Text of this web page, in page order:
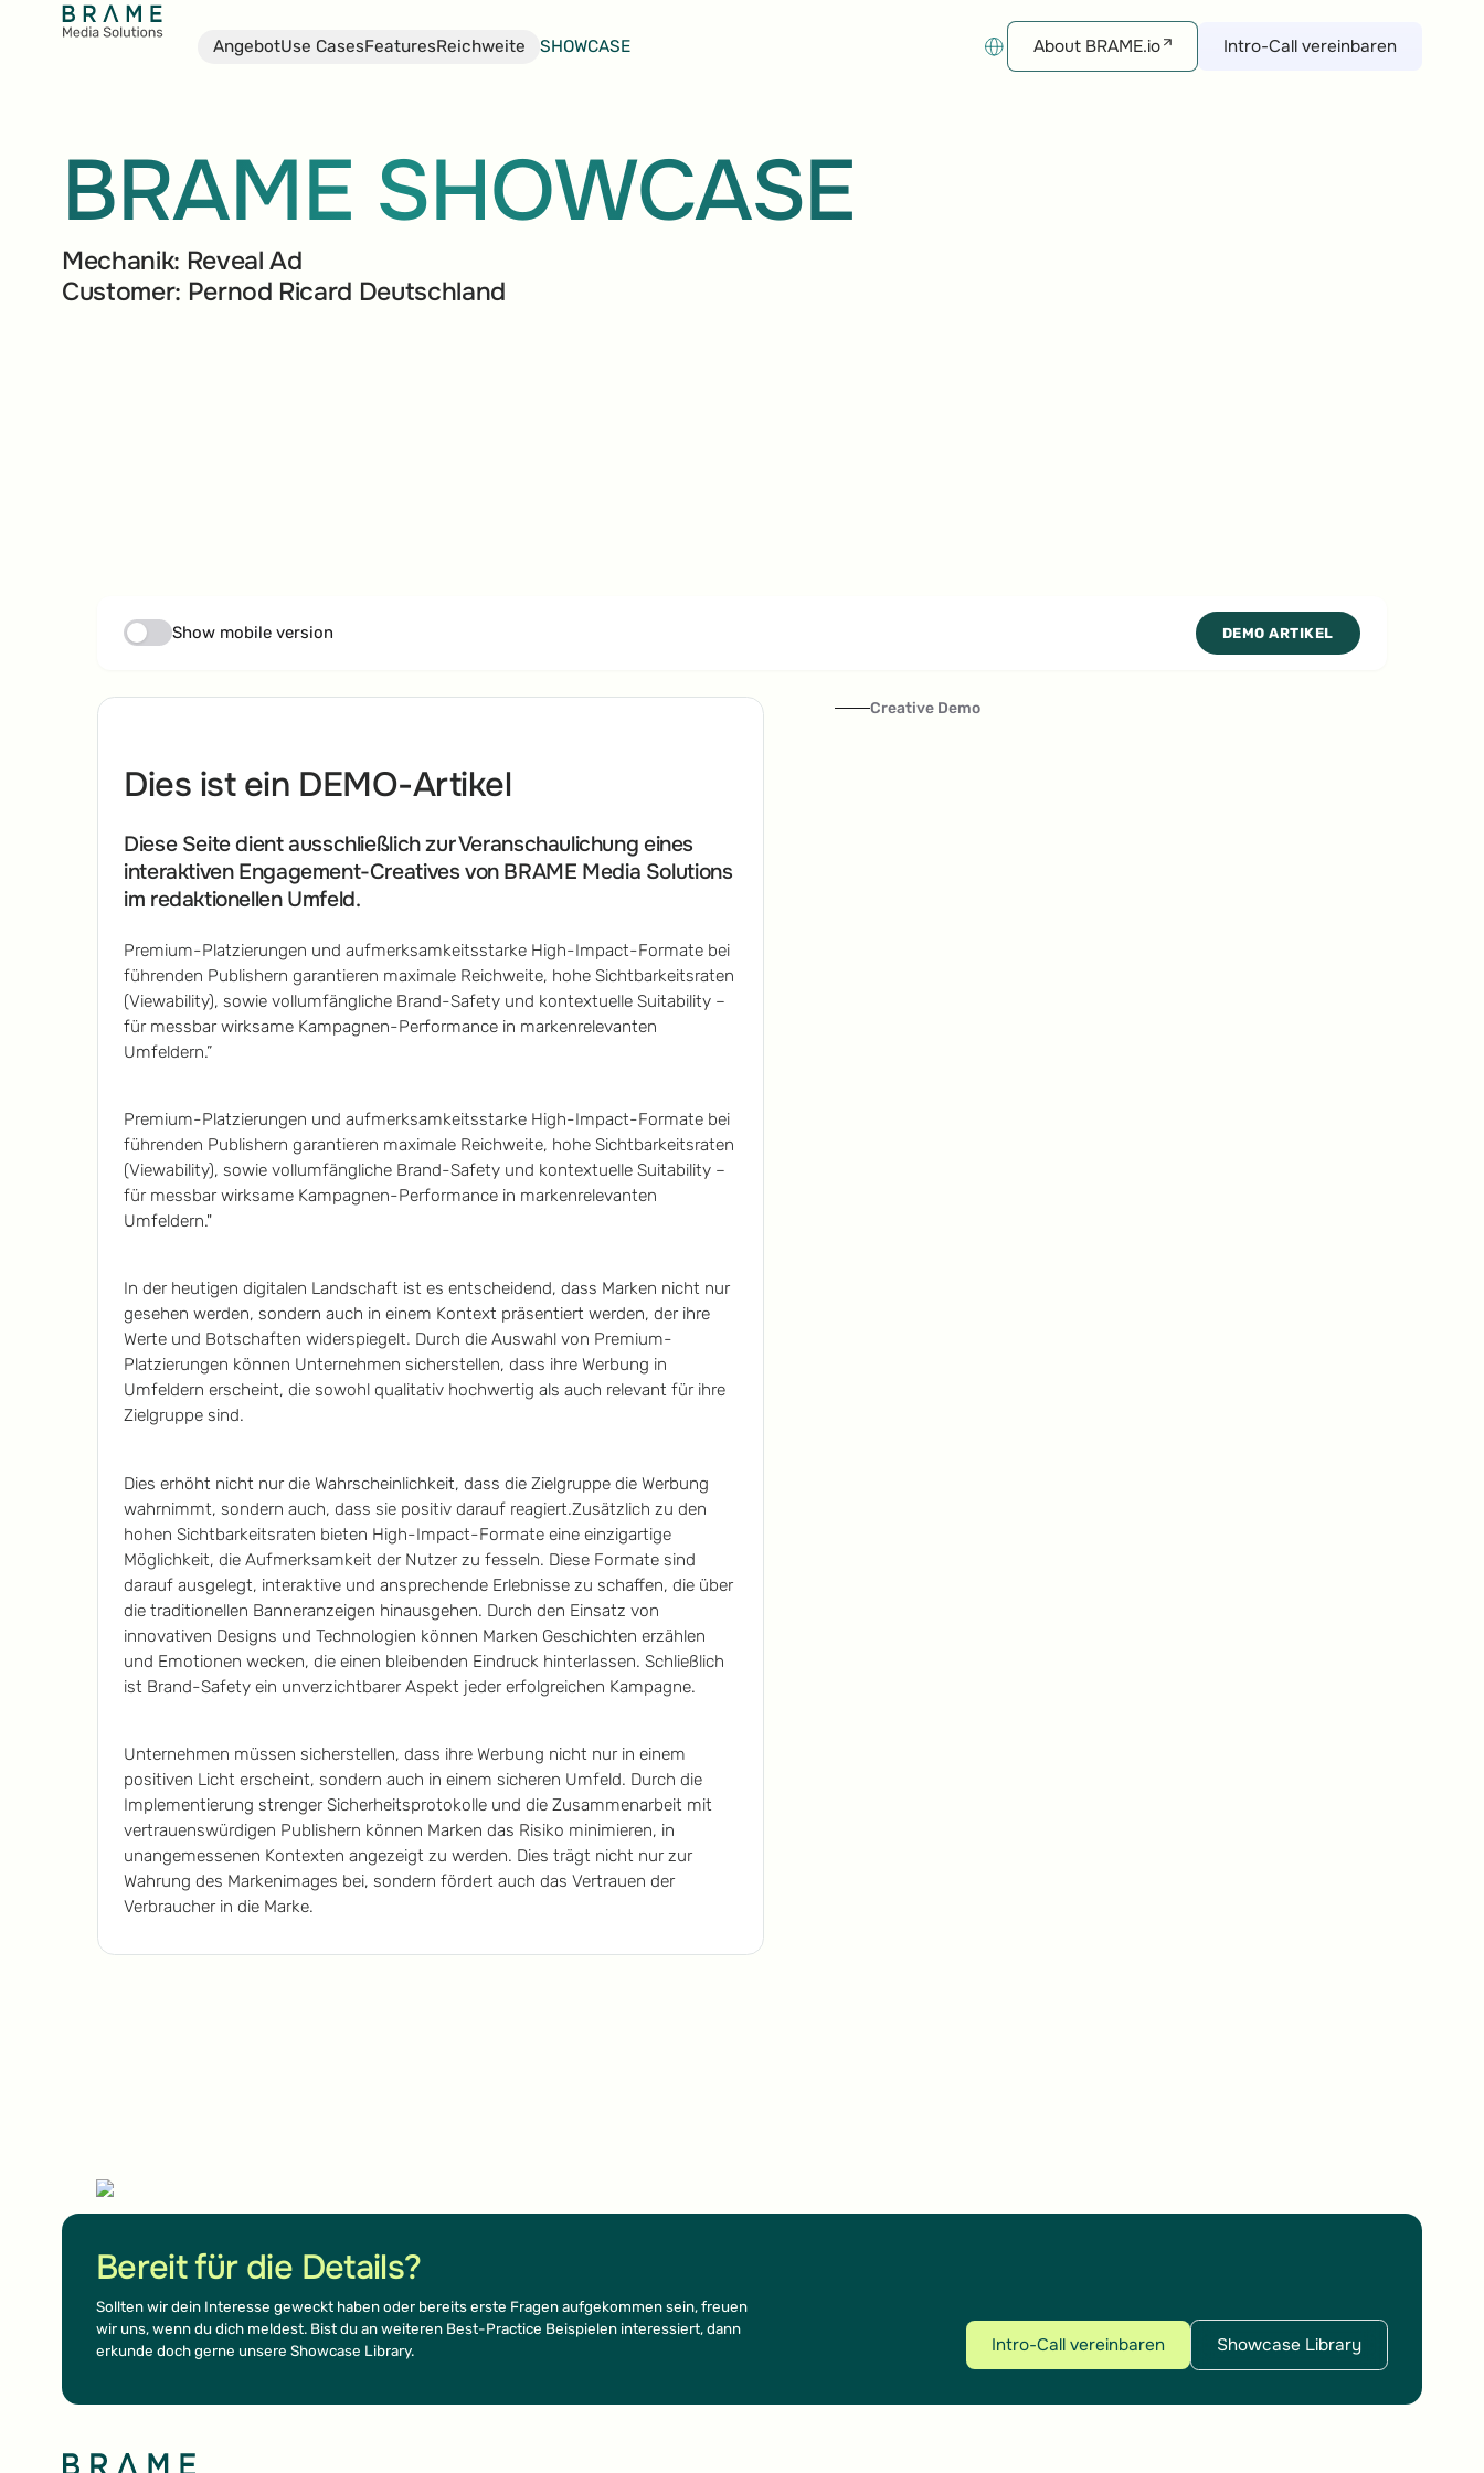
AngebotUse CasesFeaturesReichweite SHOWCASE
About brame.io
About BRAME.io Intro-Call vereinbaren
BRAME SHOWCASE
Mechanik: Reveal Ad
Customer: Pernod Ricard Deutschland
Show mobile version DEMO ARTIKEL
Dies ist ein DEMO-Artikel
Diese Seite dient ausschließlich zur Veranschaulichung eines
interaktiven Engagement-Creatives von BRAME Media Solutions
im redaktionellen Umfeld.
Premium-Platzierungen und aufmerksamkeitsstarke High-Impact-Formate bei
führenden Publishern garantieren maximale Reichweite, hohe Sichtbarkeitsraten
(Viewability), sowie vollumfängliche Brand-Safety und kontextuelle Suitability –
für messbar wirksame Kampagnen-Performance in markenrelevanten
Umfeldern.”
Premium-Platzierungen und aufmerksamkeitsstarke High-Impact-Formate bei
führenden Publishern garantieren maximale Reichweite, hohe Sichtbarkeitsraten
(Viewability), sowie vollumfängliche Brand-Safety und kontextuelle Suitability –
für messbar wirksame Kampagnen-Performance in markenrelevanten
Umfeldern."
In der heutigen digitalen Landschaft ist es entscheidend, dass Marken nicht nur
gesehen werden, sondern auch in einem Kontext präsentiert werden, der ihre
Werte und Botschaften widerspiegelt. Durch die Auswahl von Premium-
Platzierungen können Unternehmen sicherstellen, dass ihre Werbung in
Umfeldern erscheint, die sowohl qualitativ hochwertig als auch relevant für ihre
Zielgruppe sind.
Dies erhöht nicht nur die Wahrscheinlichkeit, dass die Zielgruppe die Werbung
wahrnimmt, sondern auch, dass sie positiv darauf reagiert.Zusätzlich zu den
hohen Sichtbarkeitsraten bieten High-Impact-Formate eine einzigartige
Möglichkeit, die Aufmerksamkeit der Nutzer zu fesseln. Diese Formate sind
darauf ausgelegt, interaktive und ansprechende Erlebnisse zu schaffen, die über
die traditionellen Banneranzeigen hinausgehen. Durch den Einsatz von
innovativen Designs und Technologien können Marken Geschichten erzählen
und Emotionen wecken, die einen bleibenden Eindruck hinterlassen. Schließlich
ist Brand-Safety ein unverzichtbarer Aspekt jeder erfolgreichen Kampagne.
Unternehmen müssen sicherstellen, dass ihre Werbung nicht nur in einem
positiven Licht erscheint, sondern auch in einem sicheren Umfeld. Durch die
Implementierung strenger Sicherheitsprotokolle und die Zusammenarbeit mit
vertrauenswürdigen Publishern können Marken das Risiko minimieren, in
unangemessenen Kontexten angezeigt zu werden. Dies trägt nicht nur zur
Wahrung des Markenimages bei, sondern fördert auch das Vertrauen der
Verbraucher in die Marke.
Creative Demo
Bereit für die Details?
Sollten wir dein Interesse geweckt haben oder bereits erste Fragen aufgekommen sein, freuen
wir uns, wenn du dich meldest. Bist du an weiteren Best-Practice Beispielen interessiert, dann
erkunde doch gerne unsere Showcase Library.
Intro-Call vereinbaren
Intro-Call vereinbaren
Showcase Library
Showcase Library